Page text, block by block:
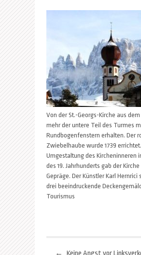
Von der St.-Georgs-Kirche aus dem
mehr der untere Teil des Turmes
Rundbogenfenstern erhalten. Der
Zwiebelhaube wurde 1739
Umgestaltung des Kircheninneren
des 19. Jahrhunderts gab der
Gepräge. Der Künstler Karl Hernrici
drei beeindruckende
Tourismus
← Keine Angst vor